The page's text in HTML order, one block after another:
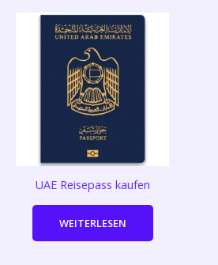
UAE Reisepass kaufen
WEITERLESEN